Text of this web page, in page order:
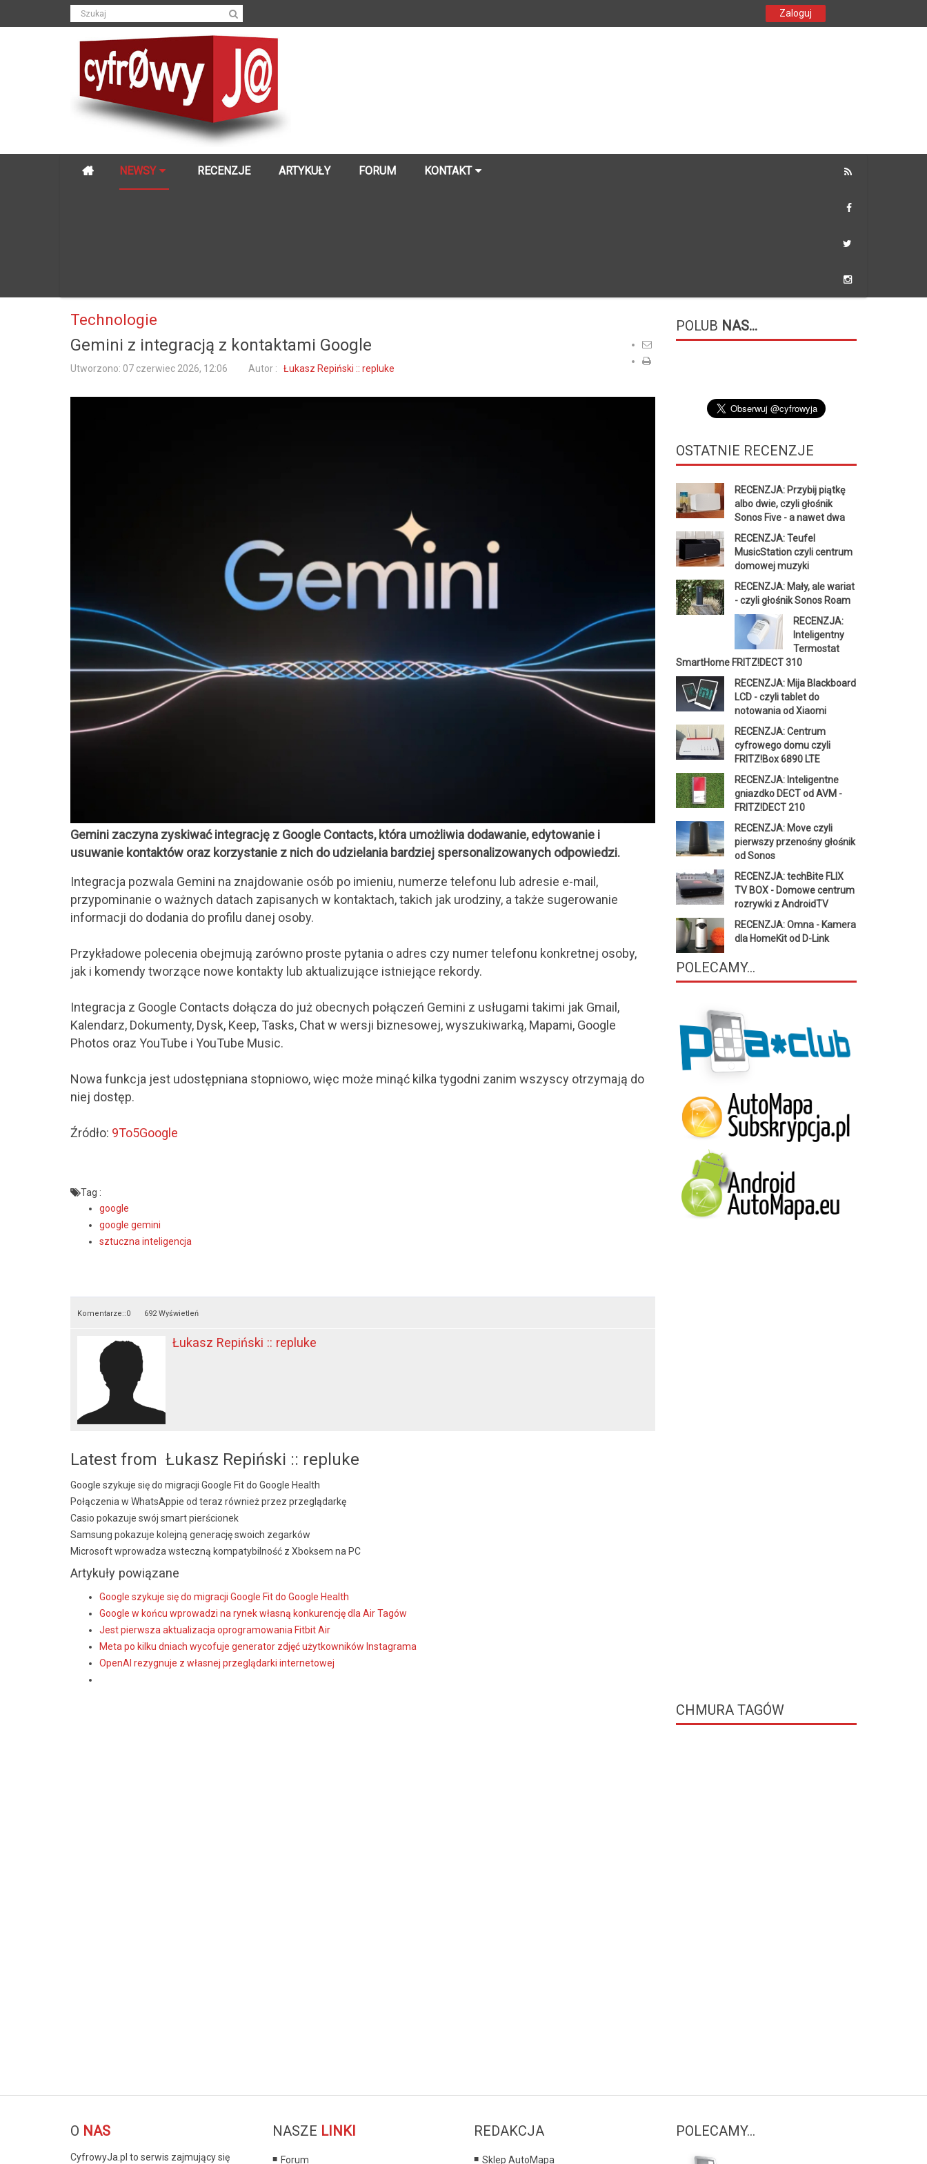
Zaloguj
NEWSY RECENZJE ARTYKUŁY FORUM KONTAKT
Technologie
Gemini z integracją z kontaktami Google
Utworzono: 07 czerwiec 2026, 12:06 Autor : Łukasz Repiński :: repluke
Gemini zaczyna zyskiwać integrację z Google Contacts, która umożliwia dodawanie, edytowanie i
usuwanie kontaktów oraz korzystanie z nich do udzielania bardziej spersonalizowanych odpowiedzi.
Integracja pozwala Gemini na znajdowanie osób po imieniu, numerze telefonu lub adresie e-mail,
przypominanie o ważnych datach zapisanych w kontaktach, takich jak urodziny, a także sugerowanie
informacji do dodania do profilu danej osoby.
Przykładowe polecenia obejmują zarówno proste pytania o adres czy numer telefonu konkretnej osoby,
jak i komendy tworzące nowe kontakty lub aktualizujące istniejące rekordy.
Integracja z Google Contacts dołącza do już obecnych połączeń Gemini z usługami takimi jak Gmail,
Kalendarz, Dokumenty, Dysk, Keep, Tasks, Chat w wersji biznesowej, wyszukiwarką, Mapami, Google
Photos oraz YouTube i YouTube Music.
Nowa funkcja jest udostępniana stopniowo, więc może minąć kilka tygodni zanim wszyscy otrzymają do
niej dostęp.
Źródło: 9To5Google
Tag :
google
google gemini
sztuczna inteligencja
Komentarze::0 692 Wyświetleń
Łukasz Repiński :: repluke
Latest from Łukasz Repiński :: repluke
Google szykuje się do migracji Google Fit do Google Health
Połączenia w WhatsAppie od teraz również przez przeglądarkę
Casio pokazuje swój smart pierścionek
Samsung pokazuje kolejną generację swoich zegarków
Microsoft wprowadza wsteczną kompatybilność z Xboksem na PC
Artykuły powiązane
Google szykuje się do migracji Google Fit do Google Health
Google w końcu wprowadzi na rynek własną konkurencję dla Air Tagów
Jest pierwsza aktualizacja oprogramowania Fitbit Air
Meta po kilku dniach wycofuje generator zdjęć użytkowników Instagrama
OpenAI rezygnuje z własnej przeglądarki internetowej
POLUB NAS...
OSTATNIE RECENZJE
RECENZJA: Przybij piątkę
albo dwie, czyli głośnik
Sonos Five - a nawet dwa
RECENZJA: Teufel
MusicStation czyli centrum
domowej muzyki
RECENZJA: Mały, ale wariat
- czyli głośnik Sonos Roam
RECENZJA:
Inteligentny
Termostat
SmartHome FRITZ!DECT 310
RECENZJA: Mija Blackboard
LCD - czyli tablet do
notowania od Xiaomi
RECENZJA: Centrum
cyfrowego domu czyli
FRITZ!Box 6890 LTE
RECENZJA: Inteligentne
gniazdko DECT od AVM -
FRITZ!DECT 210
RECENZJA: Move czyli
pierwszy przenośny głośnik
od Sonos
RECENZJA: techBite FLIX
TV BOX - Domowe centrum
rozrywki z AndroidTV
RECENZJA: Omna - Kamera
dla HomeKit od D-Link
POLECAMY...
CHMURATAGÓW
O NAS
CyfrowyJa.pl to serwis zajmujący się
NASZE LINKI
Forum
REDAKCJA
Sklep AutoMapa
POLECAMY...